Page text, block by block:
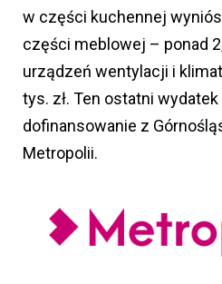
w części kuchennej
części meblowej – ponad
urządzeń wentylacji i
tys. zł. Ten ostatni
dofinansowanie z
Metropolii.